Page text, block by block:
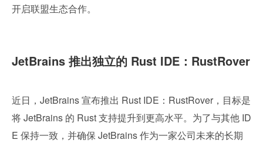
开启联盟生态合作。
JetBrains 推出独立的 Rust IDE：RustRover
近日，JetBrains 宣布推出 Rust IDE：RustRover，目标是
将 JetBrains 的 Rust 支持提升到更高水平。为了与其他 ID
E 保持一致，并确保 JetBrains 作为一家公司未来的长期